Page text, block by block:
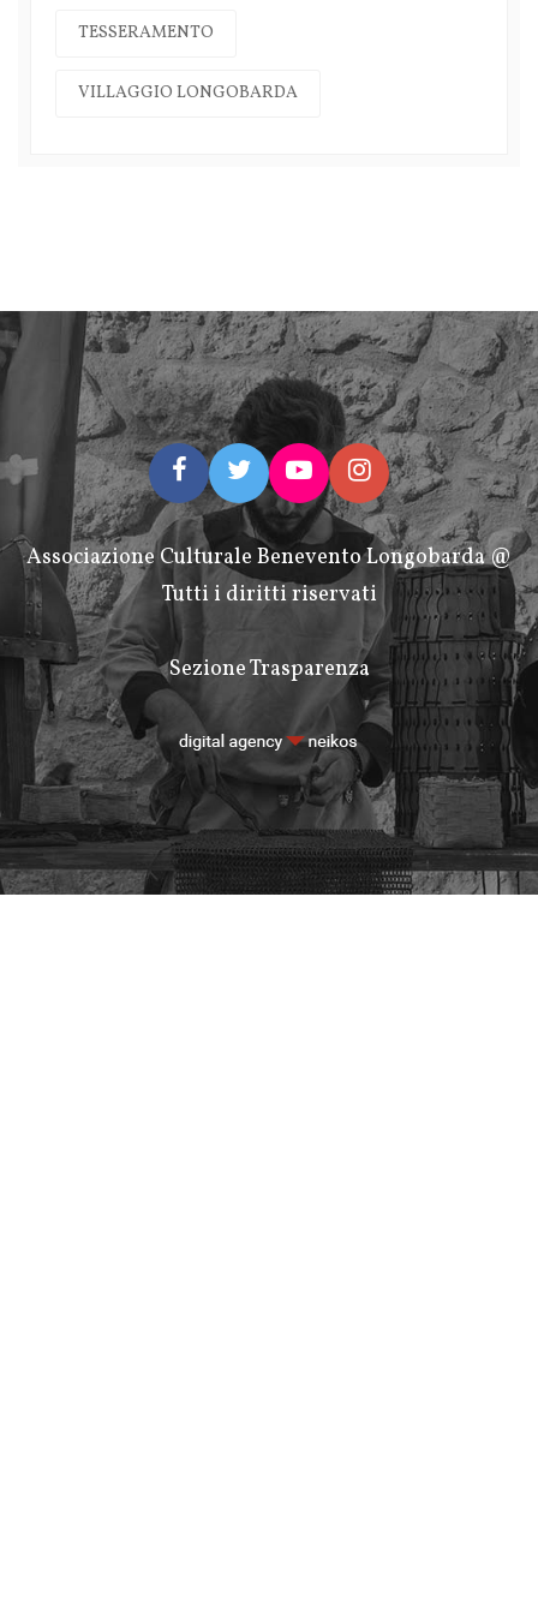
TESSERAMENTO
VILLAGGIO LONGOBARDA
Associazione Culturale Benevento Longobarda @
Tutti i diritti riservati
Sezione Trasparenza